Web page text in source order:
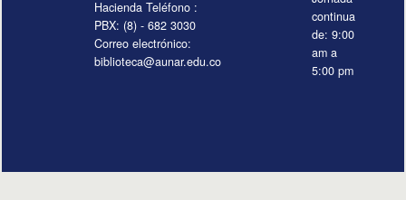
Hacienda Teléfono :
PBX: (8) - 682 3030
Correo electrónico:
biblioteca@aunar.edu.co
continua
de: 9:00
am a
5:00 pm